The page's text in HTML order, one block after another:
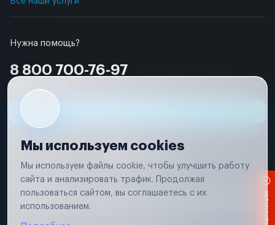
Нужна помощь?
8 800 700-76-97
Условия использования
Вся информация, представленная на сайте, носит исключительно
соответствии с положениями статьи 437 (п. 2) Гражданского кодекса
Мы используем cookies
Мы используем файлы cookie, чтобы улучшить работу
сайта и анализировать трафик. Продолжая
пользоваться сайтом, вы соглашаетесь с их
использованием.